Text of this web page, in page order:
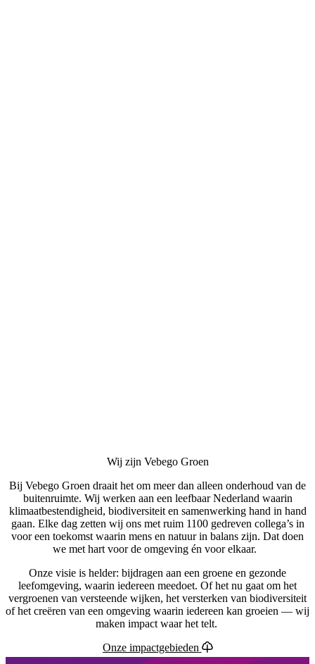
Wij zijn Vebego Groen
Bij Vebego Groen draait het om meer dan alleen onderhoud van de
buitenruimte. Wij werken aan een leefbaar Nederland waarin
klimaatbestendigheid, biodiversiteit en samenwerking hand in hand
gaan. Elke dag zetten wij ons met ruim 1100 gedreven collega’s in
voor een toekomst waarin mens en natuur in balans zijn. Dat doen
we met hart voor de omgeving én voor elkaar.
Onze visie is helder: bijdragen aan een groene en gezonde
leefomgeving, waarin iedereen meedoet. Of het nu gaat om het
vergroenen van versteende wijken, het versterken van biodiversiteit
of het creëren van een omgeving waarin iedereen kan groeien — wij
maken impact waar het telt.
Onze impactgebieden